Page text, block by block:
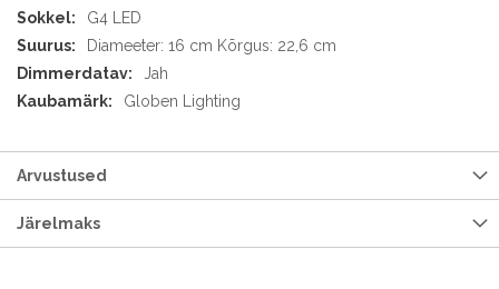
G4 LED
Diameeter: 16 cm Kõrgus: 22,6 cm
Jah
Globen Lighting
Arvustused
Järelmaks